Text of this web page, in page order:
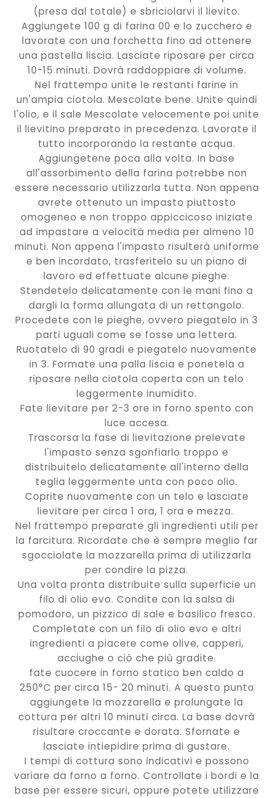
(presa dal totale) e sbriciolarvi il lievito.
Aggiungete 100 g di farina 00 e lo zucchero e
lavorate con una forchetta fino ad ottenere
una pastella liscia. Lasciate riposare per circa
10-15 minuti. Dovrà raddoppiare di volume.
Nel frattempo unite le restanti farine in
un'ampia ciotola. Mescolate bene. Unite quindi
l'olio, e il sale Mescolate velocemente poi unite
il lievitino preparato in precedenza. Lavorate il
tutto incorporando la restante acqua.
Aggiungetene poca alla volta. In base
all'assorbimento della farina potrebbe non
essere necessario utilizzarla tutta. Non appena
avrete ottenuto un impasto piuttosto
omogeneo e non troppo appiccicoso iniziate
ad impastare a velocità media per almeno 10
minuti. Non appena l'impasto risulterà uniforme
e ben incordato, trasferitelo su un piano di
lavoro ed effettuate alcune pieghe.
Stendetelo delicatamente con le mani fino a
dargli la forma allungata di un rettangolo.
Procedete con le pieghe, ovvero piegatelo in 3
parti uguali come se fosse una lettera.
Ruotatelo di 90 gradi e piegatelo nuovamente
in 3. Formate una palla liscia e ponetela a
riposare nella ciotola coperta con un telo
leggermente inumidito.
Fate lievitare per 2-3 ore in forno spento con
luce accesa.
Trascorsa la fase di lievitazione prelevate
l'impasto senza sgonfiarlo troppo e
distribuitelo delicatamente all'interno della
teglia leggermente unta con poco olio.
Coprite nuovamente con un telo e lasciate
lievitare per circa 1 ora, 1 ora e mezza.
Nel frattempo preparate gli ingredienti utili per
la farcitura. Ricordate che è sempre meglio far
sgocciolate la mozzarella prima di utilizzarla
per condire la pizza.
Una volta pronta distribuite sulla superficie un
filo di olio evo. Condite con la salsa di
pomodoro, un pizzico di sale e basilico fresco.
Completate con un filo di olio evo e altri
ingredienti a piacere come olive, capperi,
acciughe o ciò che più gradite.
fate cuocere in forno statico ben caldo a
250°C per circa 15- 20 minuti. A questo punto
aggiungete la mozzarella e prolungate la
cottura per altri 10 minuti circa. La base dovrà
risultare croccante e dorata. Sfornate e
lasciate intiepidire prima di gustare.
I tempi di cottura sono indicativi e possono
variare da forno a forno. Controllate i bordi e la
base per essere sicuri, oppure potete utilizzare